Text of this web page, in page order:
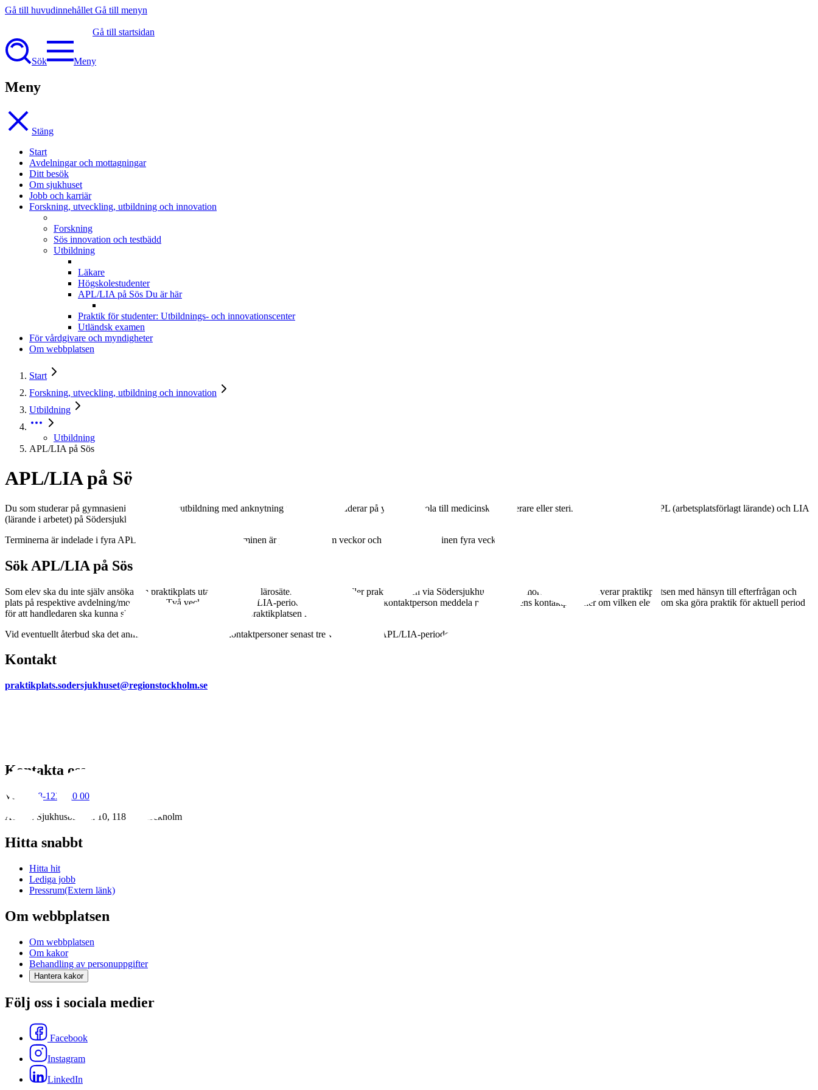
Gå till huvudinnehållet Gå till menyn
Gå till startsidan
Sök Meny
Meny
Stäng
Start
Avdelningar och mottagningar
Ditt besök
Om sjukhuset
Jobb och karriär
Forskning, utveckling, utbildning och innovation
Forskning
Sös innovation och testbädd
Utbildning
Läkare
Högskolestudenter
APL/LIA på Sös Du är här
Praktik för studenter: Utbildnings- och innovationscenter
Utländsk examen
För vårdgivare och myndigheter
Om webbplatsen
Start
Forskning, utveckling, utbildning och innovation
Utbildning
Utbildning
APL/LIA på Sös
APL/LIA på Sös
Du som studerar på gymnasienivå eller vuxenutbildning med anknytning till vård eller studerar på yrkeshögskola till medicinsk sekreterare eller steriltekniker kan få göra APL (arbetsplatsförlagt lärande) och LIA
(lärande i arbetet) på Södersjukhuset.
Terminerna är indelade i fyra APL/LIA-perioder. Under vårterminen är perioderna fem veckor och under höstterminen fyra veckor.
Sök APL/LIA på Sös
Som elev ska du inte själv ansöka om praktikplats utan det gör ditt lärosäte. Lärosätet beställer praktikplatsen via Södersjukhusets elevsamordnare som reserverar praktikplatsen med hänsyn till efterfrågan och
plats på respektive avdelning/mottagning. Två veckor innan APL/LIA-perioden börjar ska skolans kontaktperson meddela praktikplatsens kontaktpersoner om vilken elev som ska göra praktik för aktuell period
för att handledaren ska kunna skicka information till eleven om praktikplatsen i god tid.
Vid eventuellt återbud ska det anmälas till praktikplatsens kontaktpersoner senast tre veckor innan APL/LIA-perioden börjar.
Kontakt
praktikplats.sodersjukhuset@regionstockholm.se
Kontakta oss
Växel:
08-123 610 00
Adress: Sjukhusbacken 10, 118 83 Stockholm
Hitta snabbt
Hitta hit
Lediga jobb
Pressrum(Extern länk)
Om webbplatsen
Om webbplatsen
Om kakor
Behandling av personuppgifter
Hantera kakor
Följ oss i sociala medier
Facebook
Instagram
LinkedIn